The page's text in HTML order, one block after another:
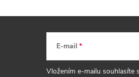
E-mail
Vložením e-mailu souhlasíte s